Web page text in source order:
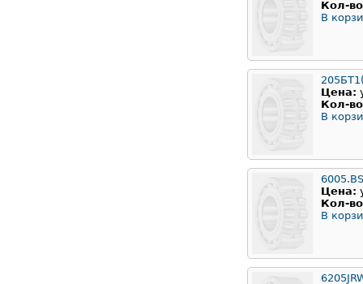
Кол-
В
Цена:
Кол-
В
Цена:
Кол-
В